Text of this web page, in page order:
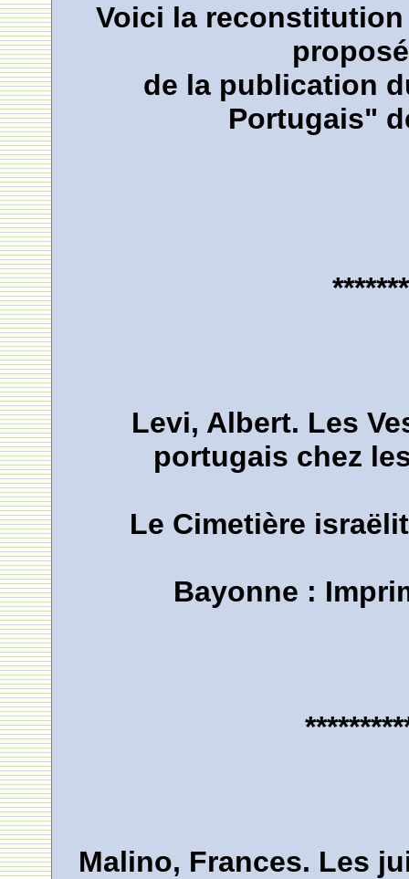
Voici la
de la publication
Portugais"
Levi, Albert. Les
portugais chez
Le Cimetière
Bayonne :
Malino, Frances. Les